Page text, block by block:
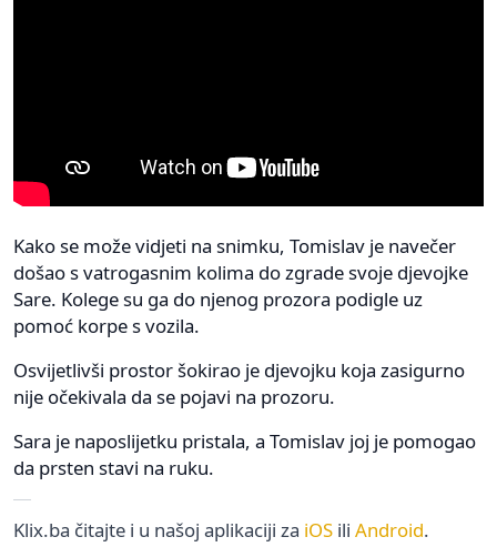
Kako se može vidjeti na snimku, Tomislav je navečer
došao s vatrogasnim kolima do zgrade svoje djevojke
Sare. Kolege su ga do njenog prozora podigle uz
pomoć korpe s vozila.
Osvijetlivši prostor šokirao je djevojku koja zasigurno
nije očekivala da se pojavi na prozoru.
Sara je naposlijetku pristala, a Tomislav joj je pomogao
da prsten stavi na ruku.
Klix.ba čitajte i u našoj aplikaciji za iOS ili Android.